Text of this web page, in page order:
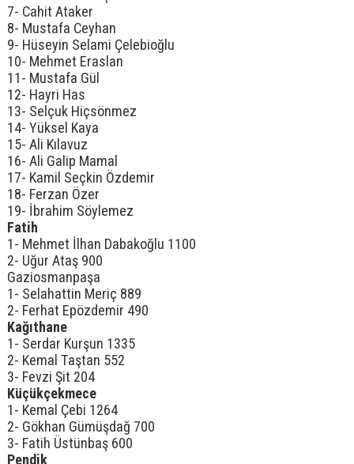
7- Cahit Ataker
8- Mustafa Ceyhan
9- Hüseyin Selami Çelebioğlu
10- Mehmet Eraslan
11- Mustafa Gül
12- Hayri Has
13- Selçuk Hiçsönmez
14- Yüksel Kaya
15- Ali Kılavuz
16- Ali Galip Mamal
17- Kamil Seçkin Özdemir
18- Ferzan Özer
19- İbrahim Söylemez
Fatih
1- Mehmet İlhan Dabakoğlu 1100
2- Uğur Ataş 900
Gaziosmanpaşa
1- Selahattin Meriç 889
2- Ferhat Epözdemir 490
Kağıthane
1- Serdar Kurşun 1335
2- Kemal Taştan 552
3- Fevzi Şit 204
Küçükçekmece
1- Kemal Çebi 1264
2- Gökhan Gümüşdağ 700
3- Fatih Üstünbaş 600
Pendik